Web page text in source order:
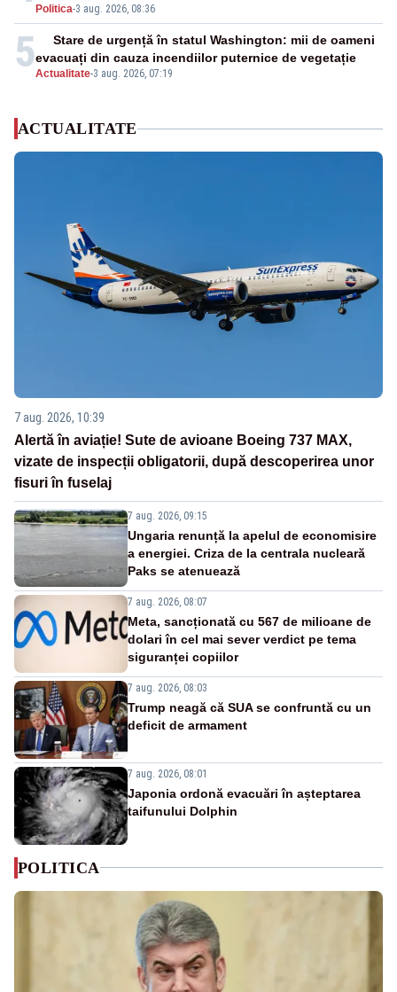
Politica-3 aug. 2026, 08:36
5Actualitate-3 aug. 2026, 07:19
Stare de urgență în statul Washington: mii de oameni
evacuați din cauza incendiilor puternice de vegetație
ACTUALITATE
7 aug. 2026, 10:39
Alertă în aviație! Sute de avioane Boeing 737 MAX,
vizate de inspecții obligatorii, după descoperirea unor
fisuri în fuselaj
7 aug. 2026, 09:15
Ungaria renunță la apelul de economisire
a energiei. Criza de la centrala nucleară
Paks se atenuează
7 aug. 2026, 08:07
Meta, sancționată cu 567 de milioane de
dolari în cel mai sever verdict pe tema
siguranței copiilor
7 aug. 2026, 08:03
Trump neagă că SUA se confruntă cu un
deficit de armament
7 aug. 2026, 08:01
Japonia ordonă evacuări în așteptarea
taifunului Dolphin
POLITICA